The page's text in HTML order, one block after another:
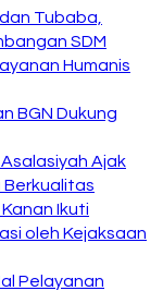
Tubaba,
SDM
Humanis
BGN Dukung
Ajak
Berkualitas
Ikuti
oleh Kejaksaan
Pelayanan